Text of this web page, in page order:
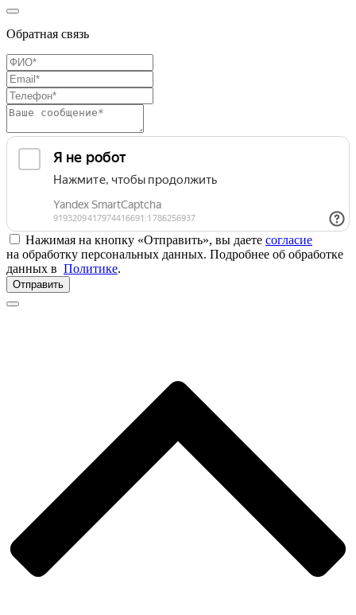
Обратная связь
Нажимая на кнопку «Отправить», вы даете согласие
на обработку персональных данных. Подробнее об обработке
данных в Политике.
Отправить